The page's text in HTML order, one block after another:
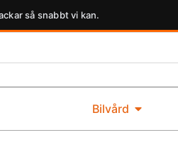
så snabbt vi kan.
Bilvård